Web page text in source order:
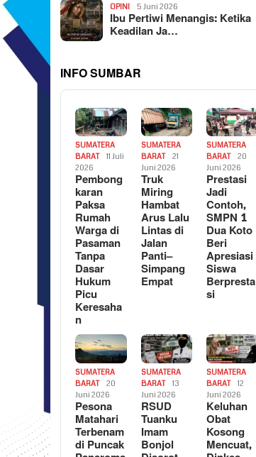
OPINI 5 Juni 2026
Ibu Pertiwi Menangis: Ketika
Keadilan Ja…
INFO SUMBAR
SUMATERA
BARAT
11 Juli
2026
Pembong
karan
Paksa
Rumah
Warga di
Pasaman
Tanpa
Dasar
Hukum
Picu
Keresaha
n
SUMATERA
BARAT
21
Juni 2026
Truk
Miring
Hambat
Arus Lalu
Lintas di
Jalan
Panti–
Simpang
Empat
SUMATERA
BARAT
20
Juni 2026
Prestasi
Jadi
Contoh,
SMPN 1
Dua Koto
Beri
Apresiasi
Siswa
Berpresta
si
SUMATERA
BARAT
20
Juni 2026
Pesona
Matahari
Terbenam
di Puncak
SUMATERA
BARAT
13
Juni 2026
RSUD
Tuanku
Imam
Bonjol
SUMATERA
BARAT
12
Juni 2026
Keluhan
Obat
Kosong
Mencuat,